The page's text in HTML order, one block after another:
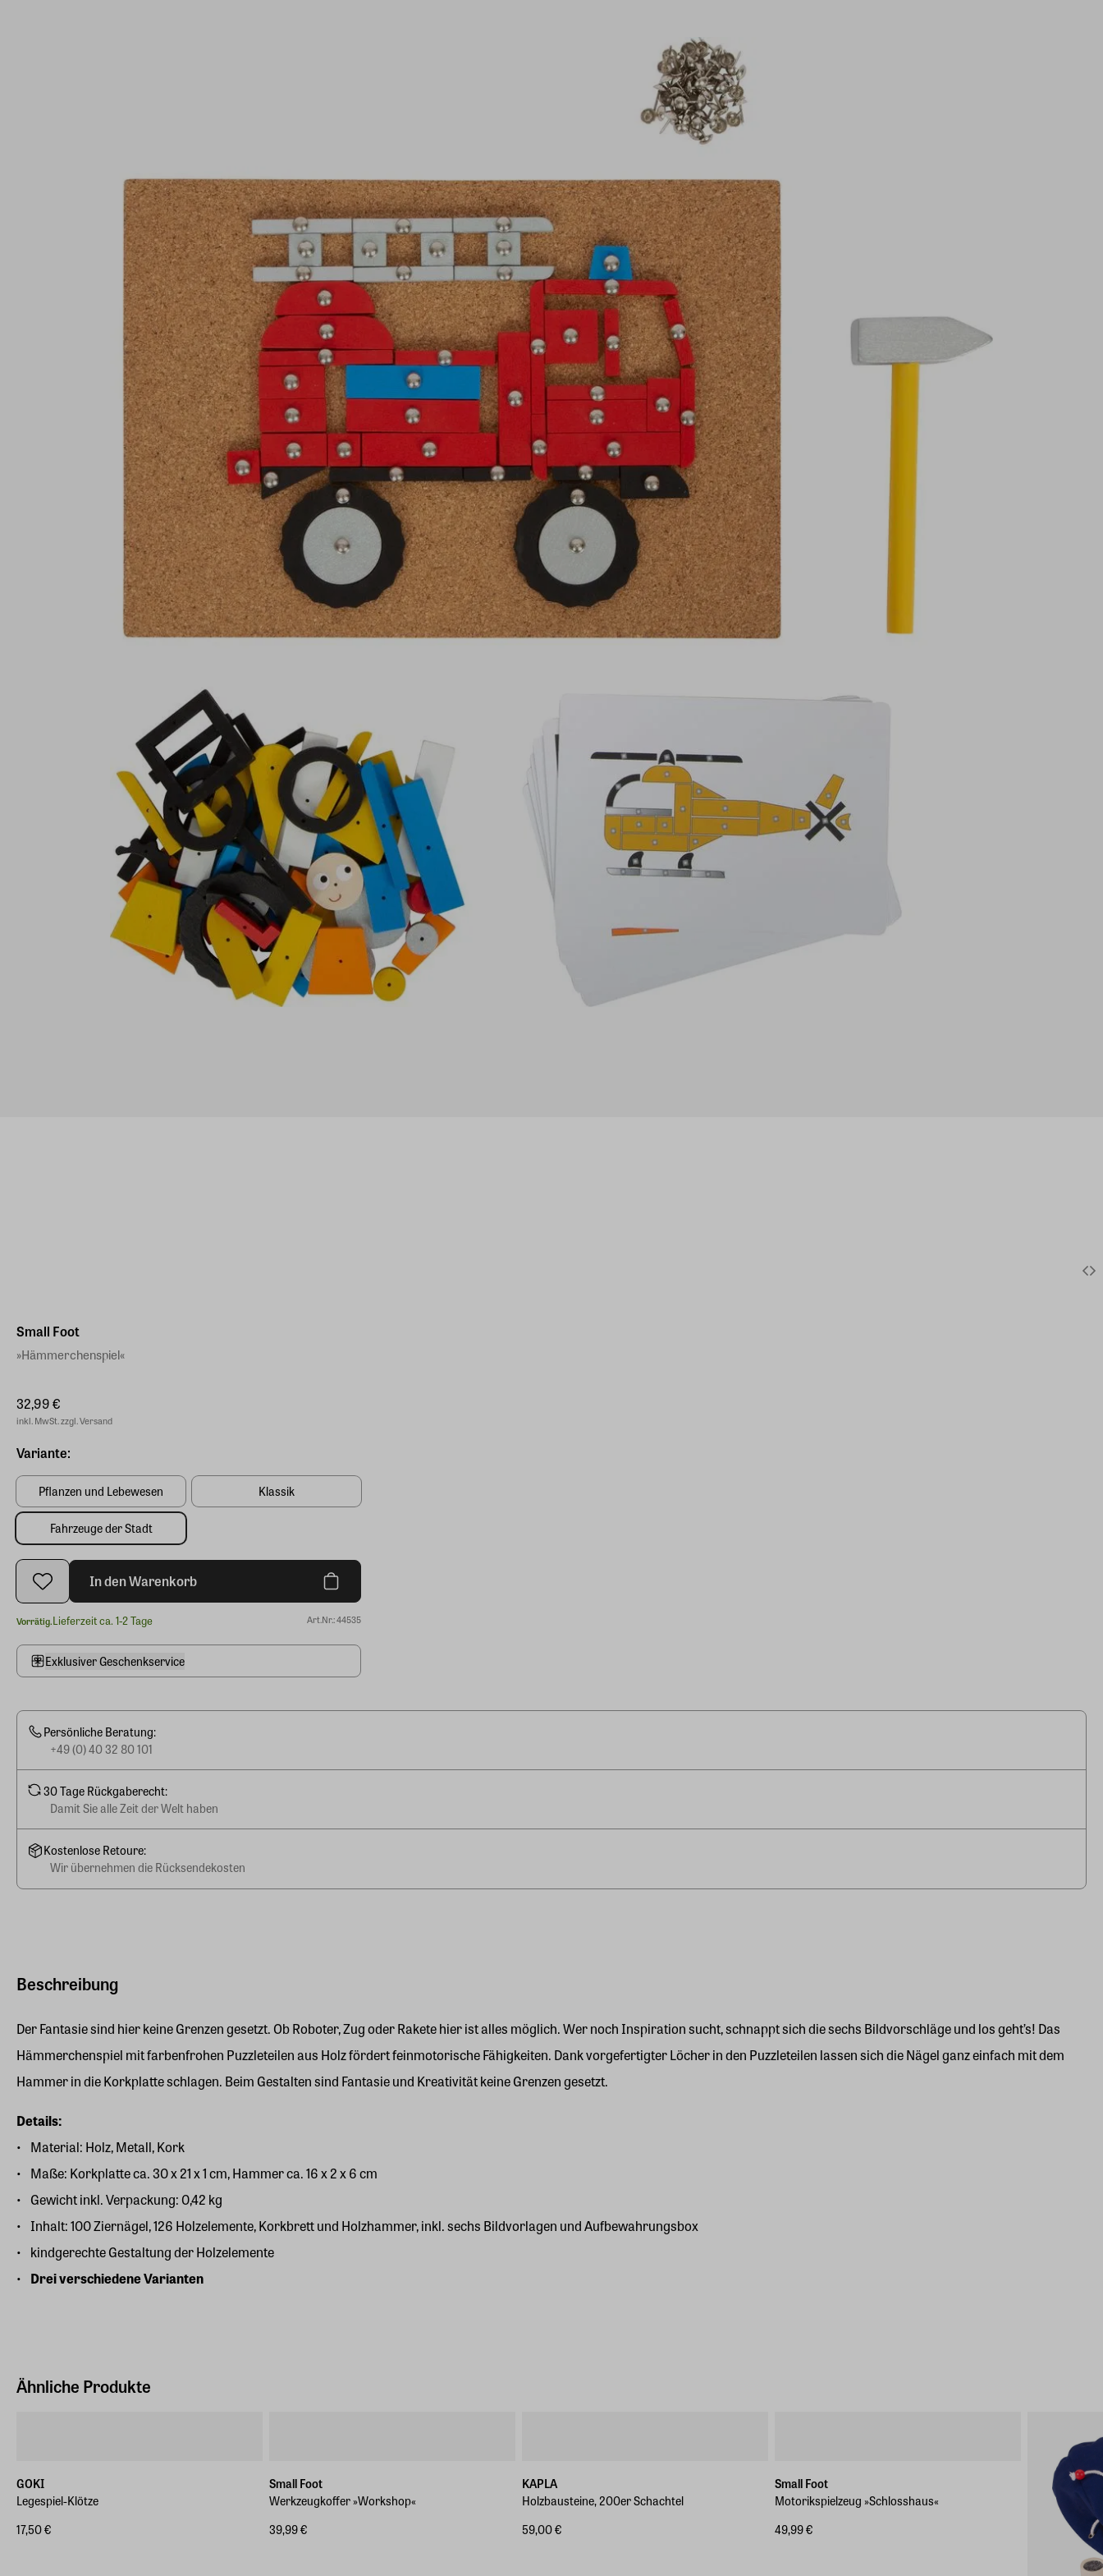
Beschreibung
Der Fantasie sind hier keine Grenzen gesetzt. Ob Roboter, Zug oder Rakete hier ist alles möglich. Wer noch Inspiration sucht, schnappt sich die sechs Bildvorschläge und los geht’s! Das
Hämmerchenspiel mit farbenfrohen Puzzleteilen aus Holz fördert feinmotorische Fähigkeiten. Dank vorgefertigter Löcher in den Puzzleteilen lassen sich die Nägel ganz einfach mit dem
Hammer in die Korkplatte schlagen. Beim Gestalten sind Fantasie und Kreativität keine Grenzen gesetzt.
Details:
Material: Holz, Metall, Kork
Maße: Korkplatte ca. 30 x 21 x 1 cm, Hammer ca. 16 x 2 x 6 cm
Gewicht inkl. Verpackung: 0,42 kg
Inhalt: 100 Ziernägel, 126 Holzelemente, Korkbrett und Holzhammer, inkl. sechs Bildvorlagen und Aufbewahrungsbox
kindgerechte Gestaltung der Holzelemente
Drei verschiedene Varianten
Small Foot
»Hämmerchenspiel«
32,99 €
inkl. MwSt. zzgl. Versand
Variante:
Pflanzen und Lebewesen Klassik
Fahrzeuge der Stadt
In den Warenkorb
Vorrätig.Lieferzeit ca. 1-2 Tage Art.Nr.: 44535
Exklusiver Geschenkservice
Persönliche Beratung:
+49 (0) 40 32 80 101
30 Tage Rückgaberecht:
Damit Sie alle Zeit der Welt haben
Kostenlose Retoure:
Wir übernehmen die Rücksendekosten
Ähnliche Produkte
GOKI
Legespiel-Klötze
17,50 €
Small Foot
Werkzeugkoffer »Workshop«
39,99 €
KAPLA
Holzbausteine, 200er Schachtel
59,00 €
Small Foot
Motorikspielzeug »Schlosshaus«
49,99 €